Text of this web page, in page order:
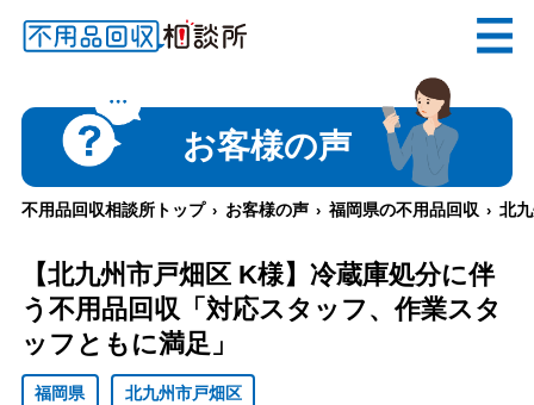
（受付 8:30-17:30）
お客様の声
不用品回収相談所トップ お客様の声 福岡県の不用品回収 北
【北九州市戸畑区 K様】冷蔵庫処分に伴
う不用品回収「対応スタッフ、作業スタ
ッフともに満足」
福岡県 北九州市戸畑区